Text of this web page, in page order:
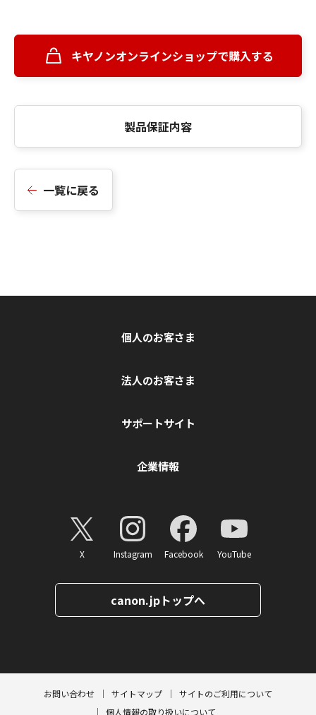
キヤノンオンラインショップで購入する
製品保証内容
一覧に戻る
個人のお客さま
法人のお客さま
サポートサイト
企業情報
X Instagram Facebook YouTube
canon.jpトップへ
お問い合わせ サイトマップ
サイトのご利用について
個人情報の取り扱いについて